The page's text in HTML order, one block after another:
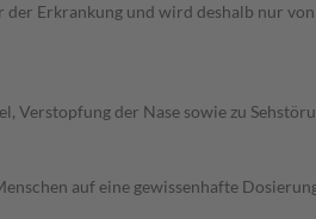
Erkrankung und wird deshalb nur
der Nase sowie zu
auf eine gewissenhafte